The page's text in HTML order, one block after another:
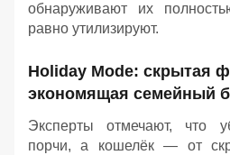
обнаруживают их
равно утилизируют.
Holiday Mode: скрытая
экономящая семейный
Эксперты отмечают, что
порчи, а кошелёк — от